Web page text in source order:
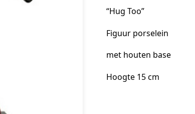
“Hug Too”
Figuur porselein
met houten base
Hoogte 15 cm